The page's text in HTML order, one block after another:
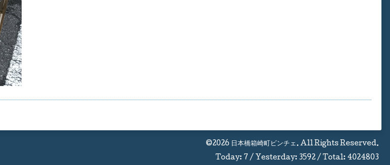
©2026 日本橋箱崎町ビンチェ . All Rights Reserved.
Today: 7 / Yesterday: 3592 / Total: 4024803